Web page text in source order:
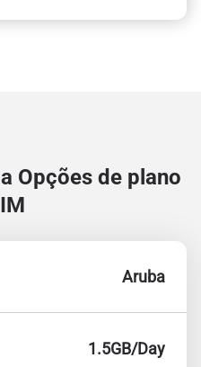
Opções de plano
Aruba
1.5GB/Day